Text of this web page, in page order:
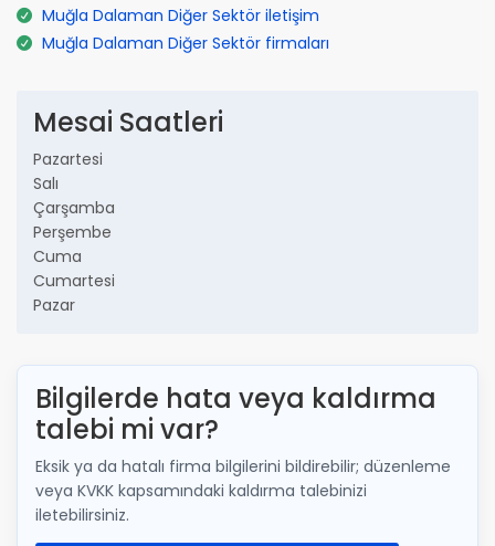
Muğla Dalaman Diğer Sektör iletişim
Muğla Dalaman Diğer Sektör firmaları
Mesai Saatleri
Pazartesi
Salı
Çarşamba
Perşembe
Cuma
Cumartesi
Pazar
Bilgilerde hata veya kaldırma
talebi mi var?
Eksik ya da hatalı firma bilgilerini bildirebilir; düzenleme
veya KVKK kapsamındaki kaldırma talebinizi
iletebilirsiniz.